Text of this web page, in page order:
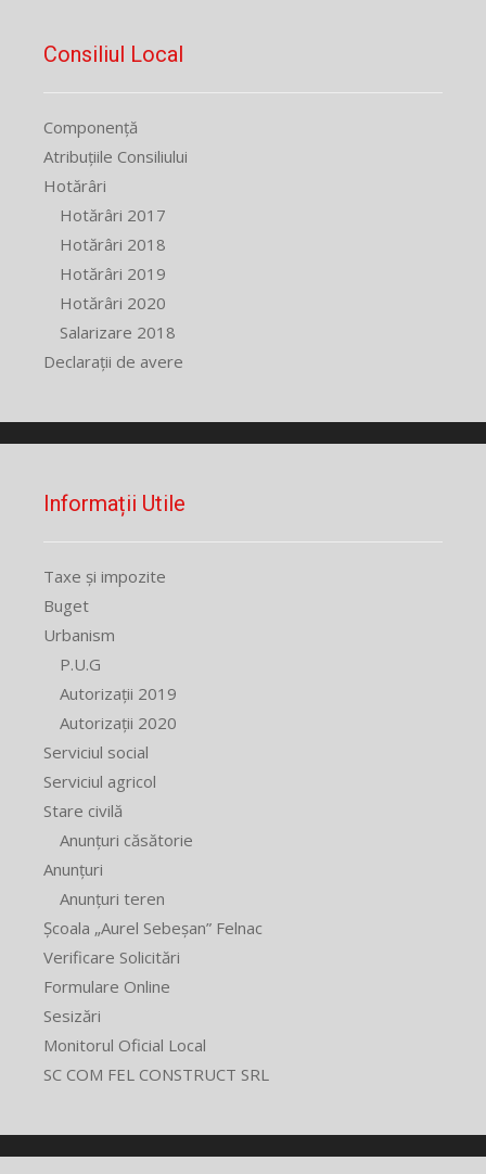
Consiliul Local
Componență
Atribuțiile Consiliului
Hotărâri
Hotărâri 2017
Hotărâri 2018
Hotărâri 2019
Hotărâri 2020
Salarizare 2018
Declarații de avere
Informații Utile
Taxe și impozite
Buget
Urbanism
P.U.G
Autorizații 2019
Autorizații 2020
Serviciul social
Serviciul agricol
Stare civilă
Anunțuri căsătorie
Anunțuri
Anunțuri teren
Școala „Aurel Sebeșan” Felnac
Verificare Solicitări
Formulare Online
Sesizări
Monitorul Oficial Local
SC COM FEL CONSTRUCT SRL